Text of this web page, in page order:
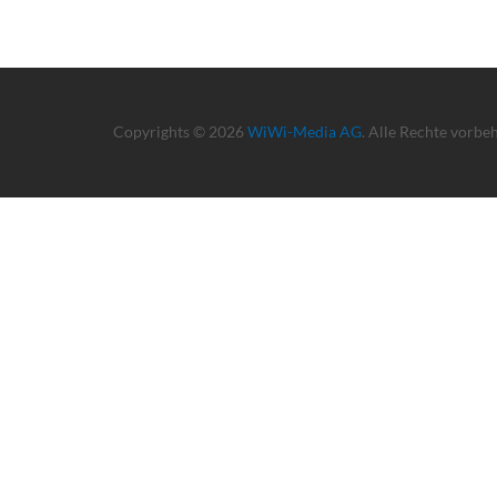
Copyrights © 2026 WiWi-Media AG. Alle Rechte